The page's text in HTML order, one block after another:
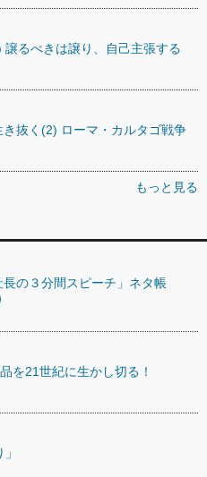
るべきは譲り、自己主張する
抜く(2) ローマ・カルタゴ戦争
もっと見る
の３分間スピーチ」ネタ帳
を21世紀に生かし切る！